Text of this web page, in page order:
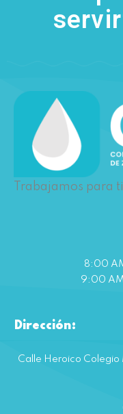
Trabajamos para
8:00
9:00
Dirección:
Calle Heroico Colegio